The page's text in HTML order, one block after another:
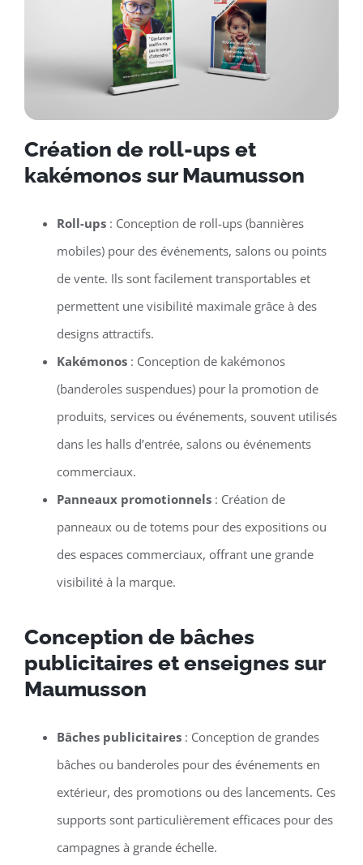
Création de roll-ups et
kakémonos sur Maumusson
Roll-ups: Conception de roll-ups (bannières
mobiles) pour des événements, salons ou points
de vente. Ils sont facilement transportables et
permettent une visibilité maximale grâce à des
designs attractifs.
Kakémonos: Conception de kakémonos
(banderoles suspendues) pour la promotion de
produits, services ou événements, souvent utilisés
dans les halls d’entrée, salons ou événements
commerciaux.
Panneaux promotionnels: Création de
panneaux ou de totems pour des expositions ou
des espaces commerciaux, offrant une grande
visibilité à la marque.
Conception de bâches
publicitaires et enseignes sur
Maumusson
Bâches publicitaires: Conception de grandes
bâches ou banderoles pour des événements en
extérieur, des promotions ou des lancements. Ces
supports sont particulièrement efficaces pour des
campagnes à grande échelle.